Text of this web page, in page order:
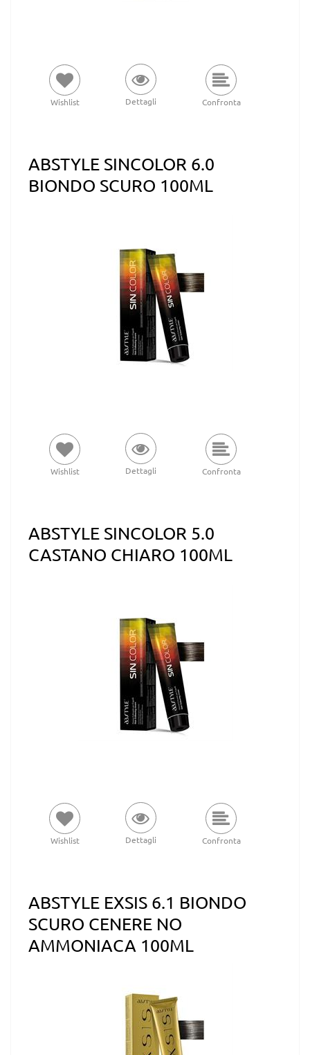
Wishlist Dettagli Confronta
ABSTYLE SINCOLOR 6.0
BIONDO SCURO 100ML
Wishlist Dettagli Confronta
ABSTYLE SINCOLOR 5.0
CASTANO CHIARO 100ML
Wishlist Dettagli Confronta
ABSTYLE EXSIS 6.1 BIONDO
SCURO CENERE NO
AMMONIACA 100ML